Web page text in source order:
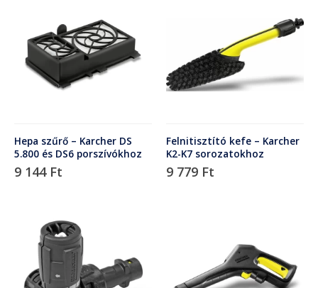
Hepa szűrő – Karcher DS
5.800 és DS6 porszívókhoz
9 144 Ft
Felnitisztító kefe – Karcher
K2-K7 sorozatokhoz
9 779 Ft